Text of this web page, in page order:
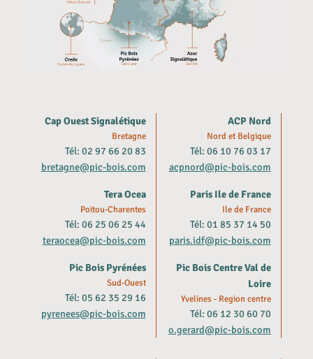
Cap Ouest Signalétique
Bretagne
Tél: 02 97 66 20 83
bretagne@pic-bois.com
Tera Ocea
Poitou-Charentes
Tél: 06 25 06 25 44
teraocea@pic-bois.com
Pic Bois Pyrénées
Sud-Ouest
Tél: 05 62 35 29 16
pyrenees@pic-bois.com
ACP Nord
Nord et Belgique
Tél: 06 10 76 03 17
acpnord@pic-bois.com
Paris Ile de France
Ile de France
Tél: 01 85 37 14 50
paris.idf@pic-bois.com
Pic Bois Centre Val de
Loire
Yvelines - Region centre
Tél: 06 12 30 60 70
o.gerard@pic-bois.com